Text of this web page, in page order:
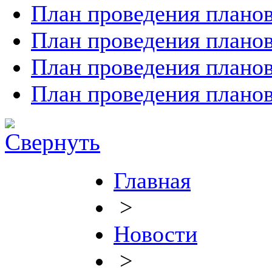
План проведения
План проведения
План проведения
План проведения
Главная
>
Новости
>